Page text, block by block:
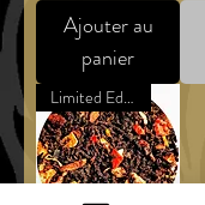
Ajouter au
panier
Limited Edition